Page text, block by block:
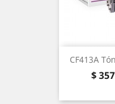
CF413A
$